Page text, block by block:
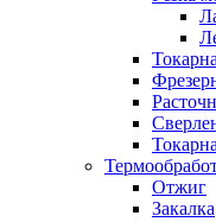
Отжиг
Закалка